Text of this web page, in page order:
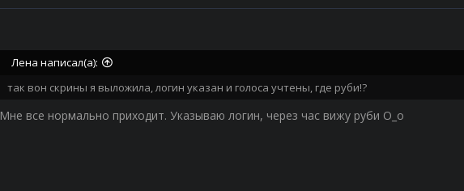
Лена написал(а):
так вон скрины я выложила, логин указан и голоса учтены, где руби!?
Мне все нормально приходит. Указываю логин, через час вижу руби О_о